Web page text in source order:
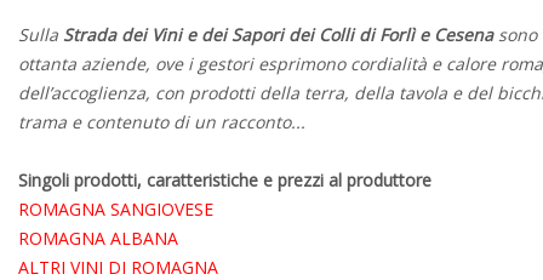
Sulla Strada dei Vini e dei Sapori dei Colli di Forlì e Cesenasono
ottanta aziende, ove i gestori esprimono cordialità e calore
dell’accoglienza, con prodotti della terra, della tavola e del
trama e contenuto di un racconto...
Singoli prodotti, caratteristiche e prezzi al produttore
ROMAGNA SANGIOVESE
ROMAGNA ALBANA
ALTRI VINI DI ROMAGNA